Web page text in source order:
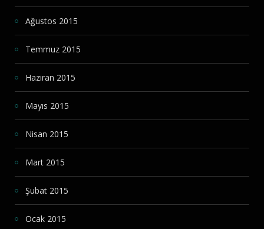
Ağustos 2015
Temmuz 2015
Haziran 2015
Mayıs 2015
Nisan 2015
Mart 2015
Şubat 2015
Ocak 2015